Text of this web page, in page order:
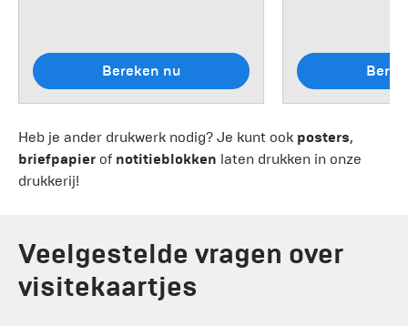
Bereken nu
Heb je ander drukwerk nodig? Je kunt ook posters,
briefpapier of notitieblokken laten drukken in onze
drukkerij!
Veelgestelde vragen over
visitekaartjes